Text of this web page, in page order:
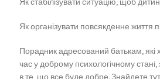
Як стабілізувати ситуацію, щоб
Як організувати повсякденне життя
Порадник адресований батькам, які
час у доброму психологічному
в те, що все буде добре. Знайдете